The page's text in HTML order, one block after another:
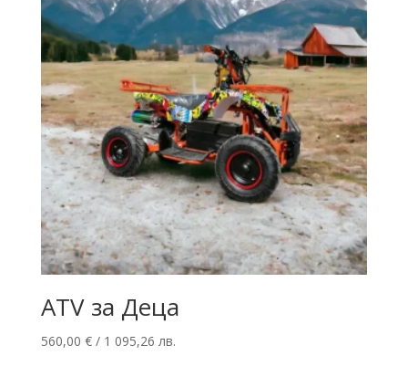
ATV за Деца
560,00 €/ 1 095,26 лв.